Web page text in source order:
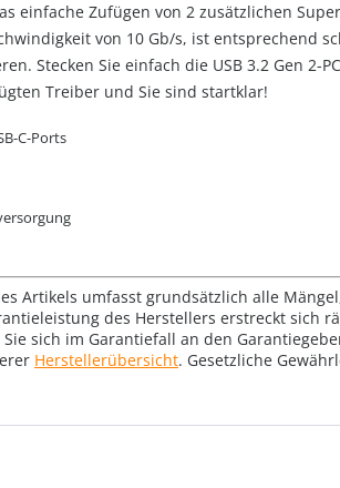
einfache Zufügen von 2 zusätzlichen
von 10 Gb/s, ist entsprechend
Stecken Sie einfach die USB 3.2 Gen 2-
Treiber und Sie sind startklar!
C-Ports
Artikels umfasst grundsätzlich alle
des Herstellers erstreckt sich
sich im Garantiefall an den
Herstellerübersicht. Gesetzliche